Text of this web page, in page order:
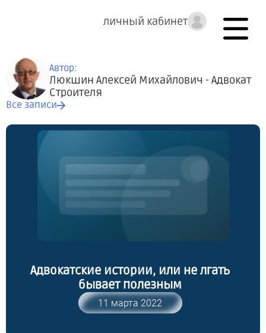
личный кабинет
Автор:
Люкшин Алексей Михайлович - Адвокат
Строителя
Все записи
Адвокатские истории, или не лгать
бывает полезным
11 марта 2022